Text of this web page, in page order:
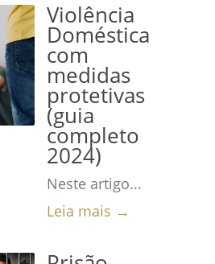
Violência
Doméstica
com
medidas
protetivas
(guia
completo
2024)
Neste artigo...
Leia mais →